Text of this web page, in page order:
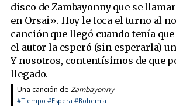
disco de Zambayonny que se
en Orsai». Hoy le toca el turno al
canción que llegó cuando tenía
el autor la esperó (sin esperarla)
Y nosotros, contentísimos de que
llegado.
Una canción de Zambayonny
#Tiempo #Espera #Bohemia